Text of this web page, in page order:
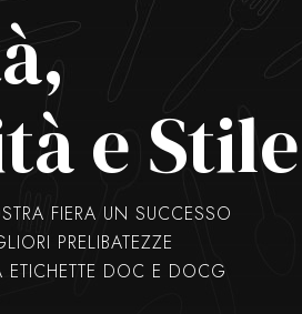
e Stile
FIERA UN SUCCESSO
PRELIBATEZZE
DOC E DOCG